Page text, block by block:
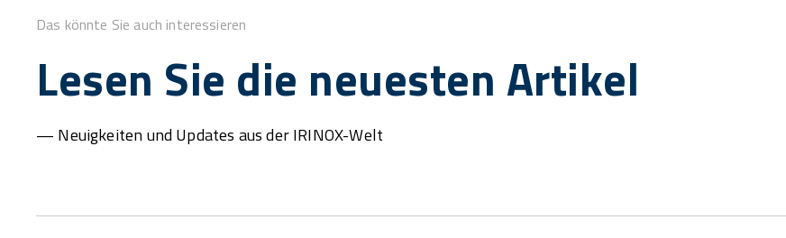
Das könnte Sie auch interessieren
Lesen Sie die neuesten Artikel
— Neuigkeiten und Updates aus der IRINOX-Welt